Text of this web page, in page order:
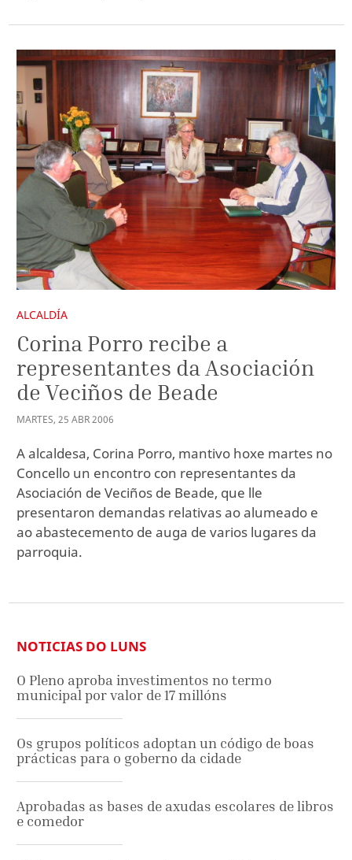
ALCALDÍA
Corina Porro recibe a
representantes da Asociación
de Veciños de Beade
MARTES, 25 ABR2006
A alcaldesa, Corina Porro, mantivo hoxe martes no
Concello un encontro con representantes da
Asociación de Veciños de Beade, que lle
presentaron demandas relativas ao alumeado e
ao abastecemento de auga de varios lugares da
parroquia.
NOTICIAS DO LUNS
O Pleno aproba investimentos no termo
municipal por valor de 17 millóns
Os grupos políticos adoptan un código de boas
prácticas para o goberno da cidade
Aprobadas as bases de axudas escolares de libros
e comedor